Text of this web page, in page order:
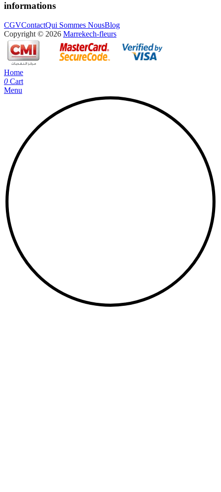
informations
CGVContactQui Sommes NousBlog
Copyright © 2026 Marrekech-fleurs
Home
0 Cart
Menu